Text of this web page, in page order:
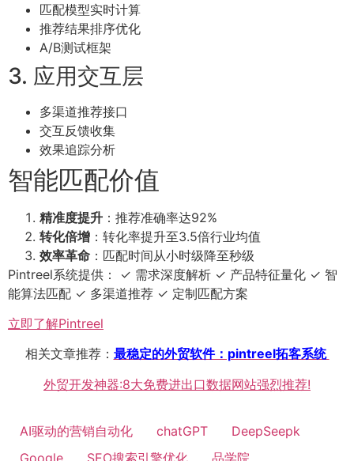
匹配模型实时计算
推荐结果排序优化
A/B测试框架
3. 应用交互层
多渠道推荐接口
交互反馈收集
效果追踪分析
智能匹配价值
精准度提升 ：推荐准确率达92%
转化倍增 ：转化率提升至3.5倍行业均值
效率革命 ：匹配时间从小时级降至秒级
Pintreel系统提供： ✓ 需求深度解析 ✓ 产品特征量化 ✓ 智
能算法匹配 ✓ 多渠道推荐 ✓ 定制匹配方案
立即了解Pintreel
相关文章推荐： 最稳定的外贸软件：pintreel拓客系统
外贸开发神器:8大免费进出口数据网站强烈推荐!
AI驱动的营销自动化 chatGPT
DeepSeepk